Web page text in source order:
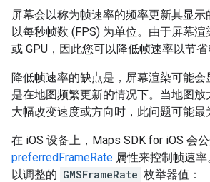
屏幕会以称为帧速率的频率更新其显示
以每秒帧数 (FPS) 为单位。由于屏幕渲
或 GPU，因此您可以降低帧速率以节省
降低帧速率的缺点是，屏幕渲染可能
是在地图频繁更新的情况下。当地图
大幅改变速度或方向时，此问题可能最
在 iOS 设备上，Maps SDK for iOS 会
preferredFrameRate 属性来控制帧速
以调整的 GMSFrameRate 枚举器值：